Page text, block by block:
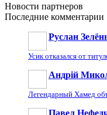
Новости партнеров
Последние комментарии
Руслан
Усик отказался от
Андрій
Легендарный Хамед
Павел